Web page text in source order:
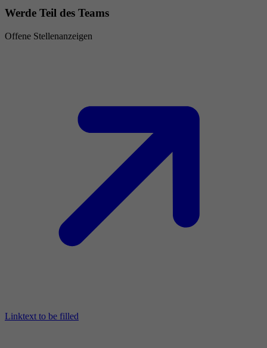
Werde Teil des Teams
Offene Stellenanzeigen
Linktext to be filled